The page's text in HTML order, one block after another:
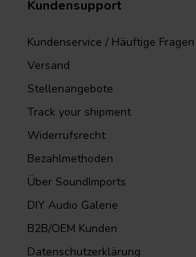
Kundensupport
Kundenservice / Häuftige Fragen
Versand
Stellenangebote
Track your shipment
Widerrufsrecht
Bezahlmethoden
Über SoundImports
DIY Audio Galerie
B2B/OEM Kunden
Datenschutzerklärung